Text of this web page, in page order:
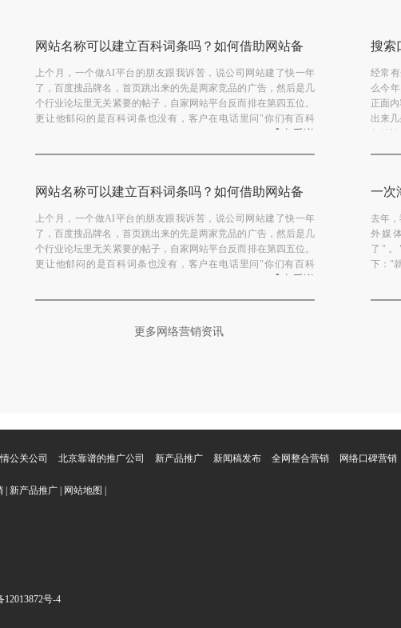
网站名称可以建立百科词条吗？如何借助网站备
案创建百科？
上个月，一个做AI平台的朋友跟我诉苦，说公司网站建了快一年
了，百度搜品牌名，首页跳出来的先是两家竞品的广告，然后是几
个行业论坛里无关紧要的帖子，自家网站平台反而排在第四五位。
更让他郁闷的是百科词条也没有，客户在电话里问"你们有百科
搜索
的关
经常
么今
正面
出来
网站名称可以建立百科词条吗？如何借助网站备
案创建百科？
上个月，一个做AI平台的朋友跟我诉苦，说公司网站建了快一年
了，百度搜品牌名，首页跳出来的先是两家竞品的广告，然后是几
个行业论坛里无关紧要的帖子，自家网站平台反而排在第四五位。
更让他郁闷的是百科词条也没有，客户在电话里问"你们有百科
一次
去年
外媒
了"。
下："
更多网络营销资讯
公关公司 北京靠谱的推广公司 新产品推广 新闻稿发布 全网整合营销 网络口碑营销
新产品推广 网站地图
12013872号-4